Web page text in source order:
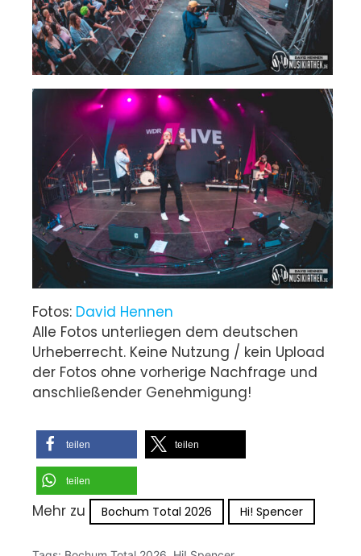
Fotos: David Hennen
Alle Fotos unterliegen dem deutschen
Urheberrecht. Keine Nutzung / kein Upload
der Fotos ohne vorherige Nachfrage und
anschließender Genehmigung!
teilen teilen
teilen
Mehr zu Bochum Total 2026 Hi! Spencer